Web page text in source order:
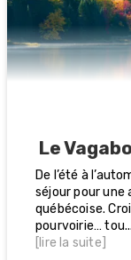
Le
De l’été à
séjour pour
québécoise.
pourvoirie… tou...
[lire la suite]